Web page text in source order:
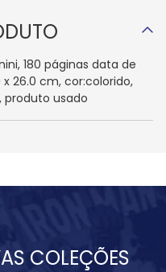
180 páginas data de
26.0 cm, cor:colorido,
produto usado
COLEÇÕES